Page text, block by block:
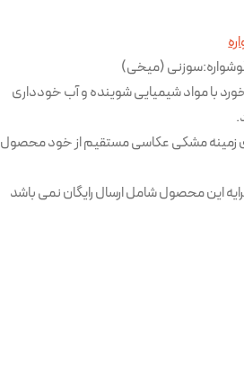
:سوزنی (میخی)
با مواد شیمیایی شوینده و آب خودداری
مشکی عکاسی مستقیم از خود محصول
این محصول شامل ارسال رایگان نمی باشد